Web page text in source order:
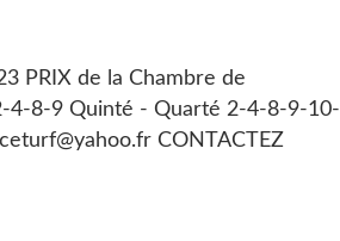
PRIX de la Chambre de
4-8-9 Quinté - Quarté 2-4-8-9-10-
CONTACTEZ